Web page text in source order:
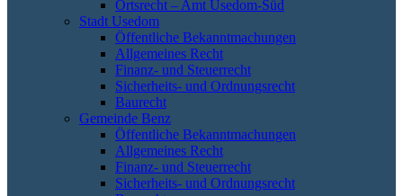
Ortsrecht – Amt Usedom-Süd
Stadt Usedom
Öffentliche Bekanntmachungen
Allgemeines Recht
Finanz- und Steuerrecht
Sicherheits- und Ordnungsrecht
Baurecht
Gemeinde Benz
Öffentliche Bekanntmachungen
Allgemeines Recht
Finanz- und Steuerrecht
Sicherheits- und Ordnungsrecht